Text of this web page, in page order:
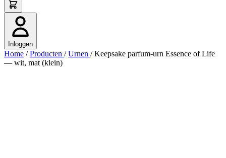
Inloggen
Home / Producten / Urnen / Keepsake parfum-urn Essence of Life
— wit, mat (klein)